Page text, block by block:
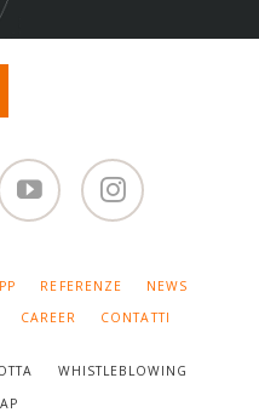
REFERENZE
NEWS
CAREER CONTATTI
WHISTLEBLOWING